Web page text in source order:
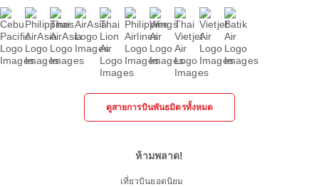
ดูสายการบินพันธมิตรทั้งหมด
ห้ามพลาด!
เที่ยวบินยอดนิยม